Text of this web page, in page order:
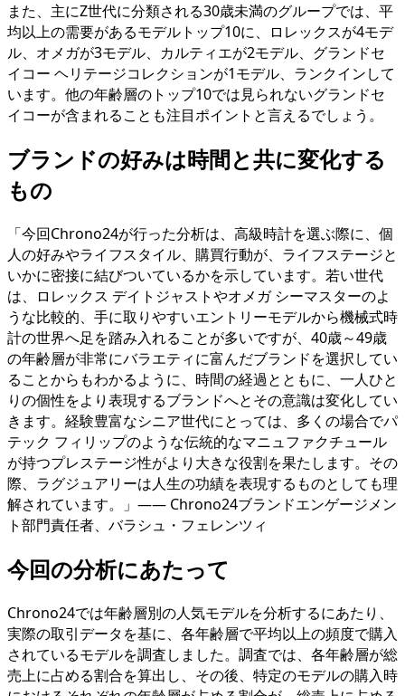
また、主にZ世代に分類される30歳未満のグループでは、平
均以上の需要があるモデルトップ10に、ロレックスが4モデ
ル、オメガが3モデル、カルティエが2モデル、グランドセ
イコー ヘリテージコレクションが1モデル、ランクインして
います。他の年齢層のトップ10では見られないグランドセ
イコーが含まれることも注目ポイントと言えるでしょう。
ブランドの好みは時間と共に変化する
もの
「今回Chrono24が行った分析は、高級時計を選ぶ際に、個
人の好みやライフスタイル、購買行動が、ライフステージと
いかに密接に結びついているかを示しています。若い世代
は、ロレックス デイトジャストやオメガ シーマスターのよ
うな比較的、手に取りやすいエントリーモデルから機械式時
計の世界へ足を踏み入れることが多いですが、40歳～49歳
の年齢層が非常にバラエティに富んだブランドを選択してい
ることからもわかるように、時間の経過とともに、一人ひと
りの個性をより表現するブランドへとその意識は変化してい
きます。経験豊富なシニア世代にとっては、多くの場合でパ
テック フィリップのような伝統的なマニュファクチュール
が持つプレステージ性がより大きな役割を果たします。その
際、ラグジュアリーは人生の功績を表現するものとしても理
解されています。」—— Chrono24ブランドエンゲージメン
ト部門責任者、バラシュ・フェレンツィ
今回の分析にあたって
Chrono24では年齢層別の人気モデルを分析するにあたり、
実際の取引データを基に、各年齢層で平均以上の頻度で購入
されているモデルを調査しました。調査では、各年齢層が総
売上に占める割合を算出し、その後、特定のモデルの購入時